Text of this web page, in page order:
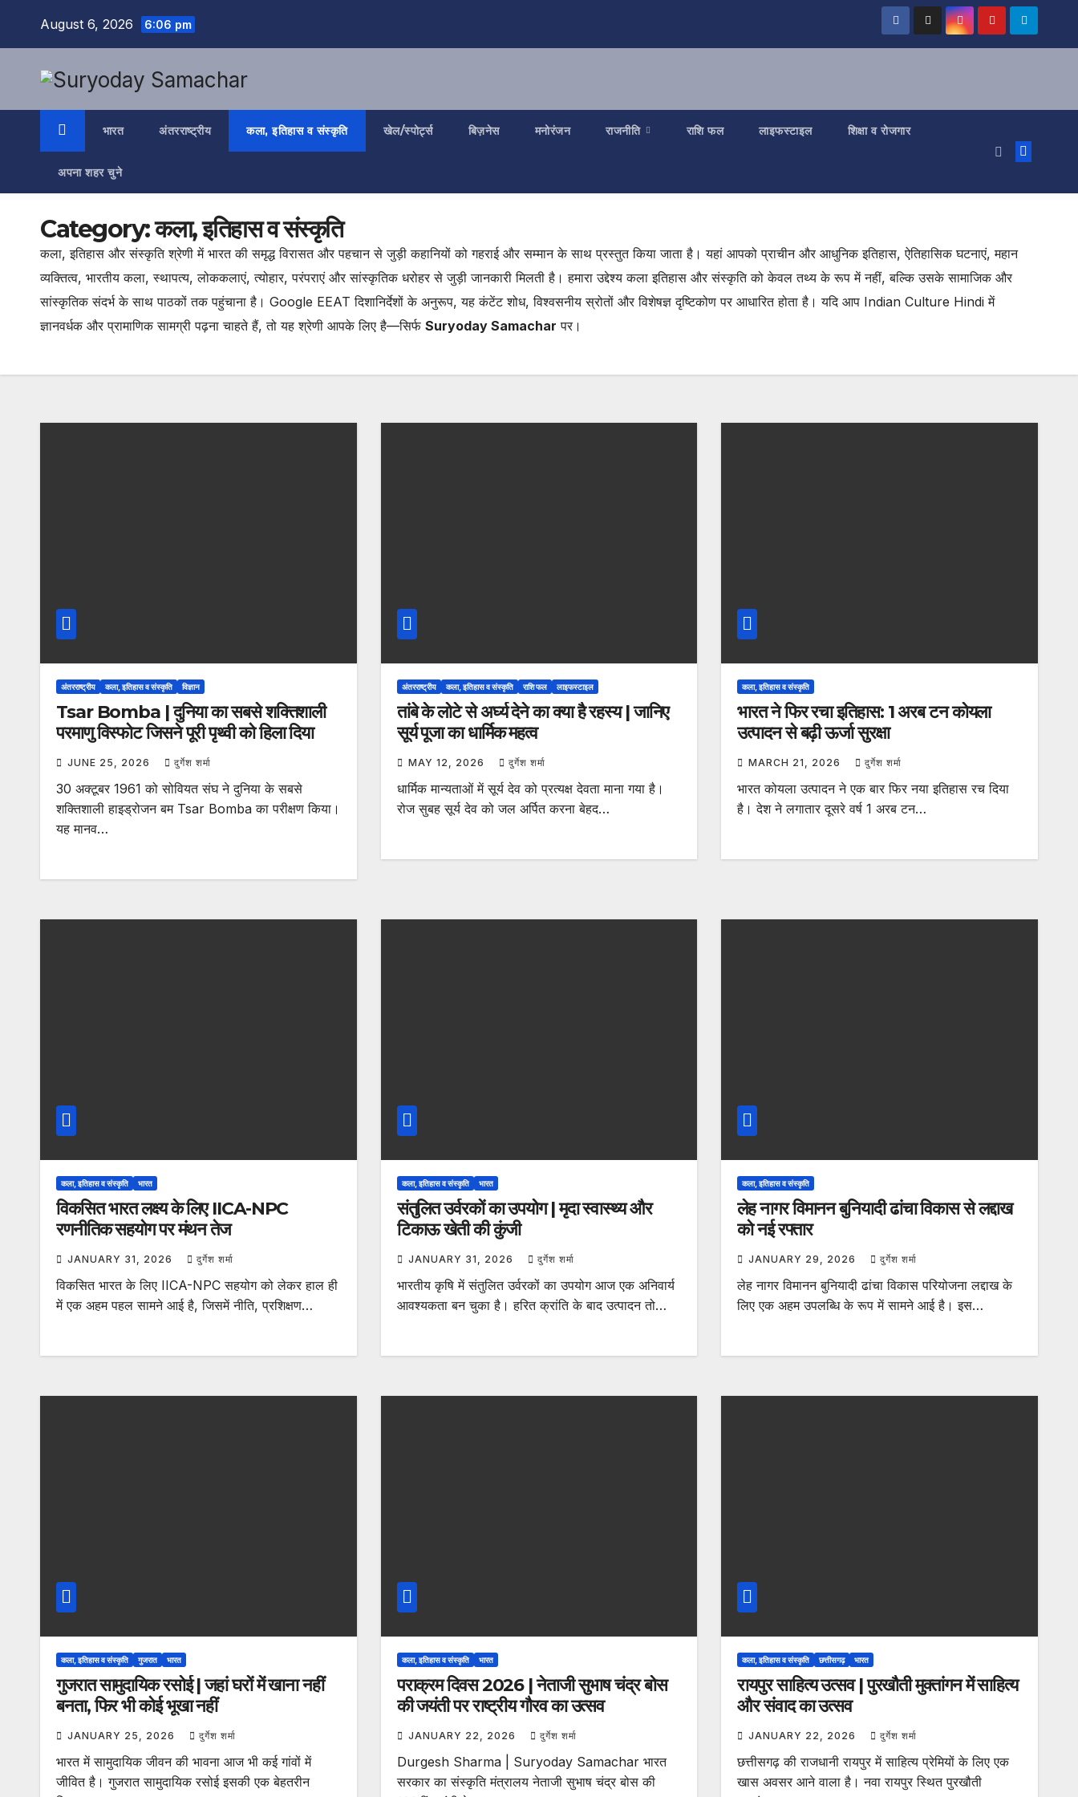
August 6, 2026 6:06 pm
भारत अंतरराष्ट्रीय कला, इतिहास व संस्कृति खेल/स्पोर्ट्स बिज़नेस मनोरंजन राजनीति राशि फल लाइफस्टाइल शिक्षा व रोजगार
अपना शहर चुने
Category:कला, इतिहास व संस्कृति
कला, इतिहास और संस्कृति श्रेणी में भारत की समृद्ध विरासत और पहचान से जुड़ी कहानियों को गहराई और सम्मान के साथ प्रस्तुत किया जाता है। यहां आपको प्राचीन और आधुनिक इतिहास, ऐतिहासिक घटनाएं, महान
व्यक्तित्व, भारतीय कला, स्थापत्य, लोककलाएं, त्योहार, परंपराएं और सांस्कृतिक धरोहर से जुड़ी जानकारी मिलती है। हमारा उद्देश्य कला इतिहास और संस्कृति को केवल तथ्य के रूप में नहीं, बल्कि उसके सामाजिक और
सांस्कृतिक संदर्भ के साथ पाठकों तक पहुंचाना है। Google EEAT दिशानिर्देशों के अनुरूप, यह कंटेंट शोध, विश्वसनीय स्रोतों और विशेषज्ञ दृष्टिकोण पर आधारित होता है। यदि आप Indian Culture Hindi में
ज्ञानवर्धक और प्रामाणिक सामग्री पढ़ना चाहते हैं, तो यह श्रेणी आपके लिए है—सिर्फ Suryoday Samachar पर।
अंतरराष्ट्रीय कला, इतिहास व संस्कृति विज्ञान
Tsar Bomba | दुनिया का सबसे शक्तिशाली
परमाणु विस्फोट जिसने पूरी पृथ्वी को हिला दिया
JUNE 25, 2026 दुर्गेश शर्मा
30 अक्टूबर 1961 को सोवियत संघ ने दुनिया के सबसे
शक्तिशाली हाइड्रोजन बम Tsar Bomba का परीक्षण किया।
यह मानव…
अंतरराष्ट्रीय कला, इतिहास व संस्कृति राशि फल लाइफस्टाइल
तांबे के लोटे से अर्घ्य देने का क्या है रहस्य | जानिए
सूर्य पूजा का धार्मिक महत्व
MAY 12, 2026 दुर्गेश शर्मा
धार्मिक मान्यताओं में सूर्य देव को प्रत्यक्ष देवता माना गया है।
रोज सुबह सूर्य देव को जल अर्पित करना बेहद…
कला, इतिहास व संस्कृति
भारत ने फिर रचा इतिहास: 1 अरब टन कोयला
उत्पादन से बढ़ी ऊर्जा सुरक्षा
MARCH 21, 2026 दुर्गेश शर्मा
भारत कोयला उत्पादन ने एक बार फिर नया इतिहास रच दिया
है। देश ने लगातार दूसरे वर्ष 1 अरब टन…
कला, इतिहास व संस्कृति भारत
विकसित भारत लक्ष्य के लिए IICA-NPC
रणनीतिक सहयोग पर मंथन तेज
JANUARY 31, 2026 दुर्गेश शर्मा
विकसित भारत के लिए IICA-NPC सहयोग को लेकर हाल ही
में एक अहम पहल सामने आई है, जिसमें नीति, प्रशिक्षण…
कला, इतिहास व संस्कृति भारत
संतुलित उर्वरकों का उपयोग | मृदा स्वास्थ्य और
टिकाऊ खेती की कुंजी
JANUARY 31, 2026 दुर्गेश शर्मा
भारतीय कृषि में संतुलित उर्वरकों का उपयोग आज एक अनिवार्य
आवश्यकता बन चुका है। हरित क्रांति के बाद उत्पादन तो…
कला, इतिहास व संस्कृति
लेह नागर विमानन बुनियादी ढांचा विकास से लद्दाख
को नई रफ्तार
JANUARY 29, 2026 दुर्गेश शर्मा
लेह नागर विमानन बुनियादी ढांचा विकास परियोजना लद्दाख के
लिए एक अहम उपलब्धि के रूप में सामने आई है। इस…
कला, इतिहास व संस्कृति गुजरात भारत
गुजरात सामुदायिक रसोई | जहां घरों में खाना नहीं
बनता, फिर भी कोई भूखा नहीं
JANUARY 25, 2026 दुर्गेश शर्मा
भारत में सामुदायिक जीवन की भावना आज भी कई गांवों में
जीवित है। गुजरात सामुदायिक रसोई इसकी एक बेहतरीन
कला, इतिहास व संस्कृति भारत
पराक्रम दिवस 2026 | नेताजी सुभाष चंद्र बोस
की जयंती पर राष्ट्रीय गौरव का उत्सव
JANUARY 22, 2026 दुर्गेश शर्मा
Durgesh Sharma | Suryoday Samachar भारत
सरकार का संस्कृति मंत्रालय नेताजी सुभाष चंद्र बोस की
कला, इतिहास व संस्कृति छत्तीसगढ़ भारत
रायपुर साहित्य उत्सव | पुरखौती मुक्तांगन में साहित्य
और संवाद का उत्सव
JANUARY 22, 2026 दुर्गेश शर्मा
छत्तीसगढ़ की राजधानी रायपुर में साहित्य प्रेमियों के लिए एक
खास अवसर आने वाला है। नवा रायपुर स्थित पुरखौती